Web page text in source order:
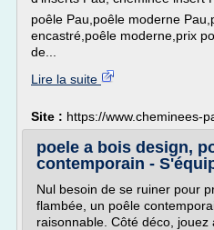
poêle Pau,poêle moderne
encastré,poêle moderne,prix
de...
Lire la suite
Site : https://www.cheminees-
poele a bois design,
contemporain -
Nul besoin de se ruiner pour
flambée, un poêle
raisonnable. Côté déco,